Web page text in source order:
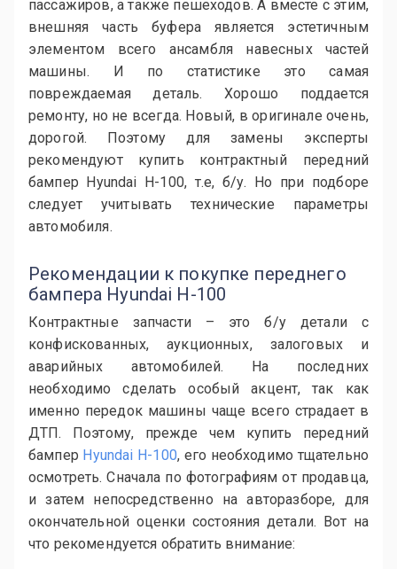
пассажиров, а также пешеходов. А вместе с этим,
внешняя часть буфера является эстетичным
элементом всего ансамбля навесных частей
машины. И по статистике это самая
повреждаемая деталь. Хорошо поддается
ремонту, но не всегда. Новый, в оригинале очень,
дорогой. Поэтому для замены эксперты
рекомендуют купить контрактный передний
бампер Hyundai H-100, т.е, б/у. Но при подборе
следует учитывать технические параметры
автомобиля.
Рекомендации к покупке переднего
бампера Hyundai H-100
Контрактные запчасти – это б/у детали с
конфискованных, аукционных, залоговых и
аварийных автомобилей. На последних
необходимо сделать особый акцент, так как
именно передок машины чаще всего страдает в
ДТП. Поэтому, прежде чем купить передний
бампер Hyundai H-100, его необходимо тщательно
осмотреть. Сначала по фотографиям от продавца,
и затем непосредственно на авторазборе, для
окончательной оценки состояния детали. Вот на
что рекомендуется обратить внимание: